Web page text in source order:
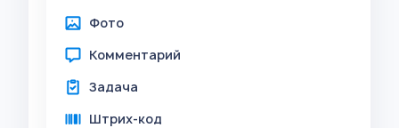
Фото
Комментарий
Задача
Штрих-код